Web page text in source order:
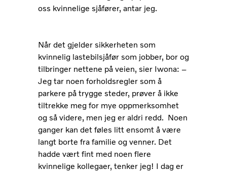
oss kvinnelige sjåfører, antar jeg.
Når det gjelder sikkerheten som
kvinnelig lastebilsjåfør som jobber, bor og
tilbringer nettene på veien, sier Iwona: –
Jeg tar noen forholdsregler som å
parkere på trygge steder, prøver å ikke
tiltrekke meg for mye oppmerksomhet
og så videre, men jeg er aldri redd. Noen
ganger kan det føles litt ensomt å være
langt borte fra familie og venner. Det
hadde vært fint med noen flere
kvinnelige kollegaer, tenker jeg! I dag er